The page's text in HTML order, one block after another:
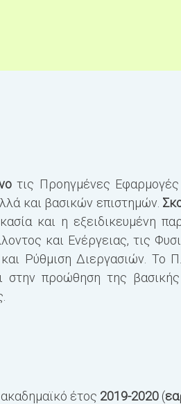
τις Προηγμένες Εφαρμογές
και βασικών επιστημών.
και η εξειδικευμένη
και Ενέργειας, τις
Ρύθμιση Διεργασιών. Το
στην προώθηση της βασικής
έτος 2019-2020 (